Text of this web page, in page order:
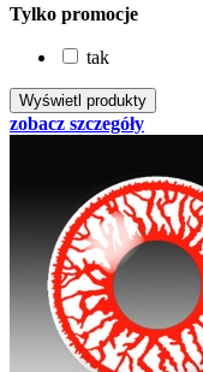
Tylko promocje
tak
zobacz szczegóły